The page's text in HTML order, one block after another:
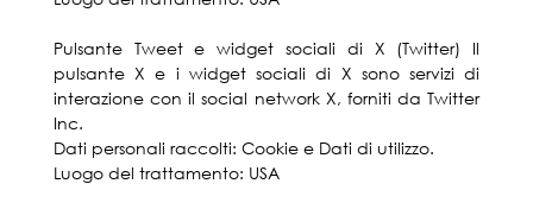
Pulsante Tweet e widget sociali di X (Twitter) Il
pulsante X e i widget sociali di X sono servizi di
interazione con il social network X, forniti da Twitter
Inc.
Dati personali raccolti: Cookie e Dati di utilizzo.
Luogo del trattamento: USA